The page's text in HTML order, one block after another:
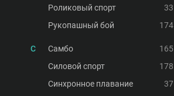
Роликовый спорт
33
Рукопашный бой
174
С Самбо
165
Силовой спорт
178
Синхронное плавание
37